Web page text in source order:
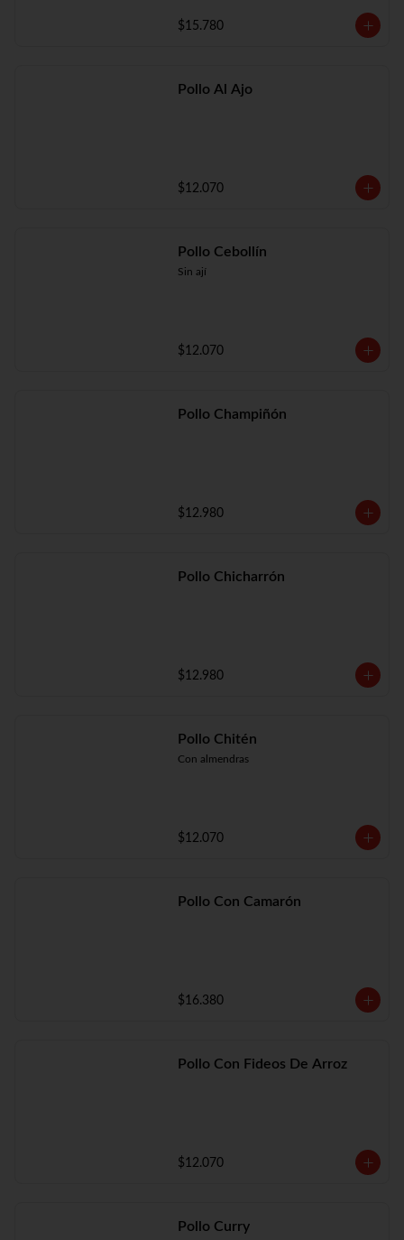
$15.780
Pollo Al Ajo
$12.070
Pollo Cebollín
Sin ají
$12.070
Pollo Champiñón
$12.980
Pollo Chicharrón
$12.980
Pollo Chitén
Con almendras
$12.070
Pollo Con Camarón
$16.380
Pollo Con Fideos De Arroz
$12.070
Pollo Curry